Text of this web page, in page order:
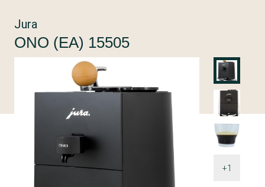
+1
Jura
ONO (EA) 15505